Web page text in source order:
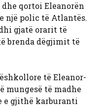
qortoi Eleanorën
një polic të Atlantës.
gjatë orarit të
brenda dëgjimit të
të Eleanor-
mungesë të madhe
e gjithë karburanti